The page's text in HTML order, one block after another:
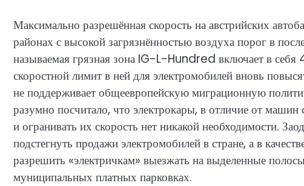
Максимально разрешённая скорость на австрийских
районах с высокой загрязнённостью воздуха порог в
называемая грязная зона IG-L-Hundred включает в себя
скоростной лимит в ней для электромобилей вновь
не поддерживает общеевропейскую миграционную
разумно посчитало, что электрокары, в отличие от
и огранивать их скорость нет никакой необходимости.
подстегнуть продажи электромобилей в стране, а в
разрешить «электричкам» выезжать на выделенные
муниципальных платных парковках.